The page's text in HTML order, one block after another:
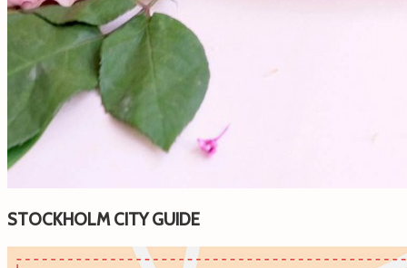
STOCKHOLM CITY GUIDE